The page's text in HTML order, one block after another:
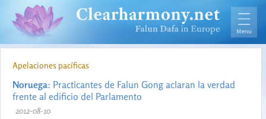
Apelaciones pacíficas
Noruega: Practicantes de Falun Gong aclaran la verdad
frente al edificio del Parlamento
2012-08-10